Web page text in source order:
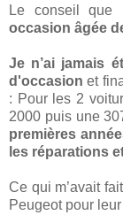
Le conseil que
occasion âgée
Je n’ai jamais
d'occasion et
: Pour les 2
2000 puis une
premières
les réparations
Ce qui m’avait
Peugeot pour